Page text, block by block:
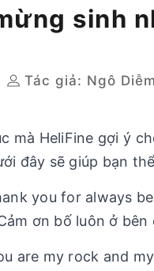
sinh
Tác giả: Ngô Diễm
mà HeliFine gợi ý
đây sẽ giúp bạn
you for always
ơn bố luôn ở bên
are my rock and